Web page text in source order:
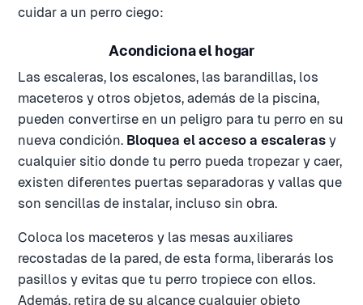
cuidar a un perro ciego:
Acondiciona el hogar
Las escaleras, los escalones, las barandillas, los
maceteros y otros objetos, además de la piscina,
pueden convertirse en un peligro para tu perro en su
nueva condición. Bloquea el acceso a escaleras y
cualquier sitio donde tu perro pueda tropezar y caer,
existen diferentes puertas separadoras y vallas que
son sencillas de instalar, incluso sin obra.
Coloca los maceteros y las mesas auxiliares
recostadas de la pared, de esta forma, liberarás los
pasillos y evitas que tu perro tropiece con ellos.
Además, retira de su alcance cualquier objeto